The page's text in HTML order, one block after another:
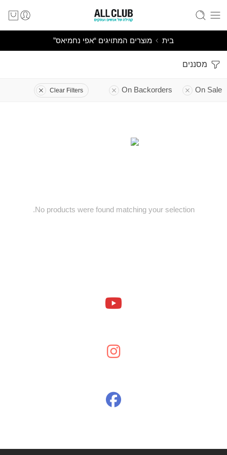
בית מוצרים המתויגים “אפי נחמיאס”
מסננים
On Sale
On Backorders
Clear Filters
No products were found matching your selection.